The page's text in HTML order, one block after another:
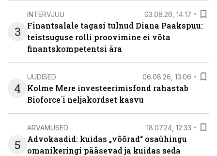
3
INTERVJUU 03.08.26, 14:17
Finantsalale tagasi tulnud Diana Paakspuu:
teistsuguse rolli proovimine ei võta
finantskompetentsi ära
4
UUDISED 06.08.26, 13:06
Kolme Mere investeerimisfond rahastab
Bioforce´i neljakordset kasvu
5
ARVAMUSED 18.07.24, 12:33
Advokaadid: kuidas „võõrad“ osaühingu
omanikeringi pääsevad ja kuidas seda